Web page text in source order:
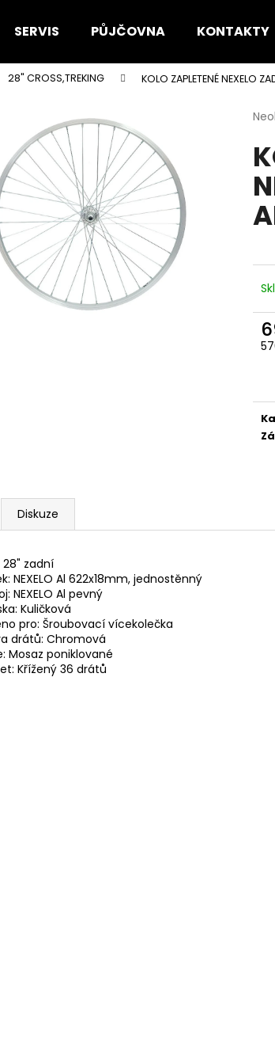
SERVIS PŮJČOVNA KONTAKTY
28" CROSS,TREKING KOLO ZAPLETENÉ NEXELO
je
0,0
Diskuze
28" zadní
NEXELO Al 622x18mm, jednostěnný
NEXELO Al pevný
Kuličková
pro: Šroubovací vícekolečka
drátů: Chromová
Mosaz poniklované
Křížený 36 drátů
najít?